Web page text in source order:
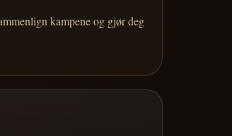
kampene og gjør deg